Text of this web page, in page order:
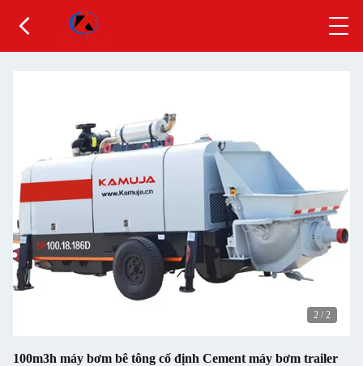
2 / 2
100m3h máy bơm bê tông cố định Cement máy bơm trailer